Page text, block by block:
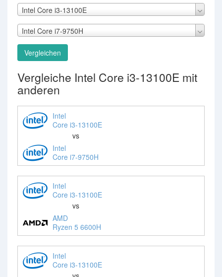
Intel Core i3-13100E
Intel Core i7-9750H
Vergleichen
Vergleiche Intel Core i3-13100E mit
anderen
Intel
Core i3-13100E
vs
Intel
Core i7-9750H
Intel
Core i3-13100E
vs
AMD
Ryzen 5 6600H
Intel
Core i3-13100E